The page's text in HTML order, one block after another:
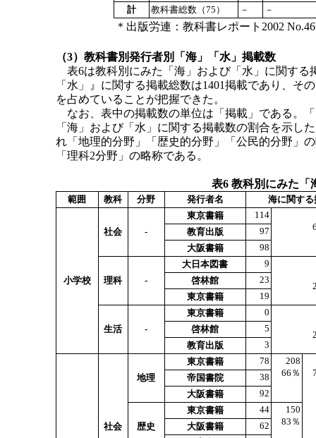
計
教科書総数（75） － －
＊出版労連：教科書レポート2002 No.46
（3）教科書別発行者別「海」「水」掲載数
表6は教科別にみた「海」および「水」に関する
「水」』に関する掲載総数は1401掲載であり、そ
を占めていることが把握できた。
なお、表中の掲載数の単位は「掲載」である。
「海」および「水」に関する掲載数の割合を示し
れ「地理的分野」「歴史的分野」「公民的分野」
「理科2分野」の略称である。
表6 教科別にみた「
範囲 教科 分野 発行者名 海に関する
小学校
社会 -
東京書籍
114
教育出版
97
大阪書籍
98
理科 -
大日本図書 9
啓林館
23
東京書籍
19
生活 -
東京書籍 0
啓林館
5
教育出版
3
社会
地理
東京書籍 78
208
66％
帝国書院
38
大阪書籍
92
歴史
東京書籍 44
150
83％
大阪書籍
62